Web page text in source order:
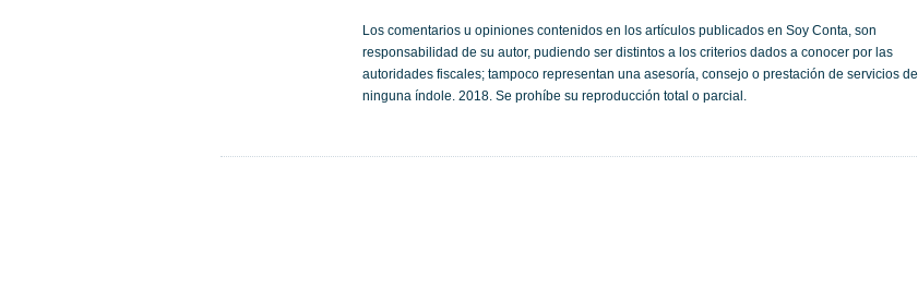
Los comentarios u opiniones contenidos en los artículos publicados en Soy Conta, son
responsabilidad de su autor, pudiendo ser distintos a los criterios dados a conocer por las
autoridades fiscales; tampoco representan una asesoría, consejo o prestación de servicios de
ninguna índole. 2018. Se prohíbe su reproducción total o parcial.